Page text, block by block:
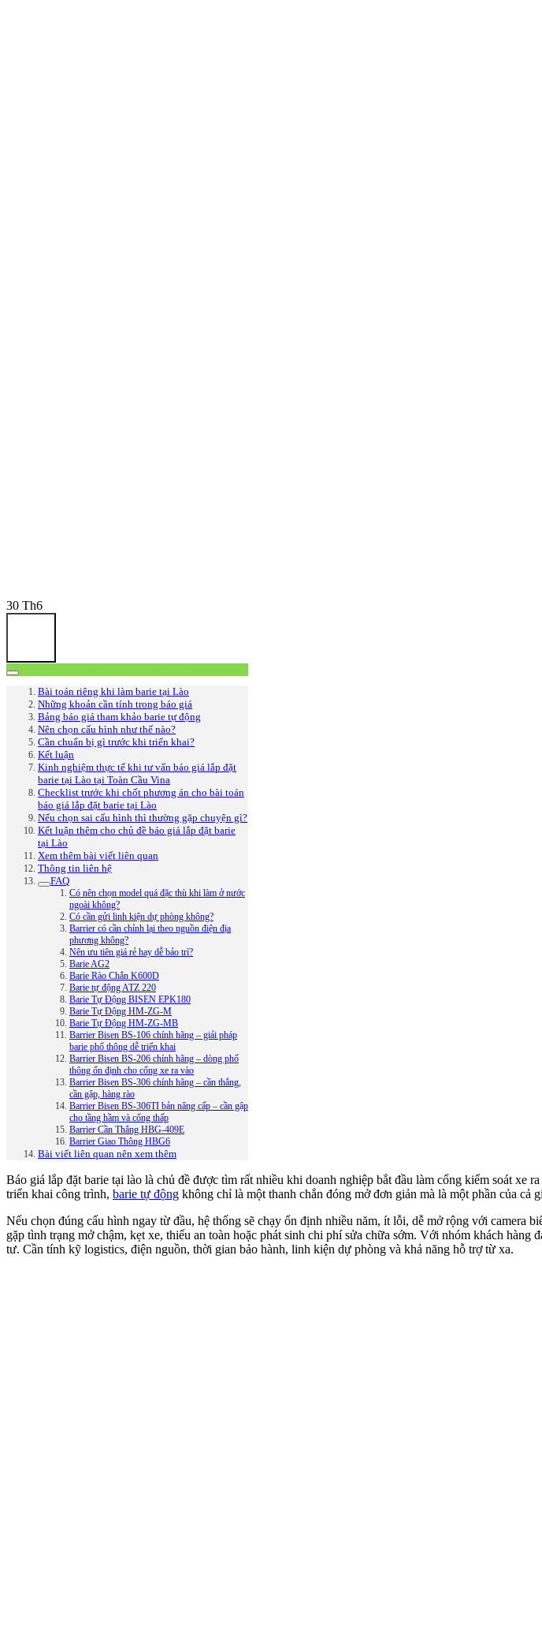
30 Th6
Bài toán riêng khi làm barie tại Lào
Những khoản cần tính trong báo giá
Bảng báo giá tham khảo barie tự động
Nên chọn cấu hình như thế nào?
Cần chuẩn bị gì trước khi triển khai?
Kết luận
Kinh nghiệm thực tế khi tư vấn báo giá lắp đặt
barie tại Lào tại Toàn Cầu Vina
Checklist trước khi chốt phương án cho bài toán
báo giá lắp đặt barie tại Lào
Nếu chọn sai cấu hình thì thường gặp chuyện gì?
Kết luận thêm cho chủ đề báo giá lắp đặt barie
tại Lào
Xem thêm bài viết liên quan
Thông tin liên hệ
FAQ
Có nên chọn model quá đặc thù khi làm ở nước
ngoài không?
Có cần gửi linh kiện dự phòng không?
Barrier có cần chỉnh lại theo nguồn điện địa
phương không?
Nên ưu tiên giá rẻ hay dễ bảo trì?
Barie AG2
Barie Rào Chắn K600D
Barie tự động ATZ 220
Barie Tự Động BISEN EPK180
Barie Tự Động HM-ZG-M
Barie Tự Động HM-ZG-MB
Barrier Bisen BS-106 chính hãng – giải pháp
barie phổ thông dễ triển khai
Barrier Bisen BS-206 chính hãng – dòng phổ
thông ổn định cho cổng xe ra vào
Barrier Bisen BS-306 chính hãng – cần thẳng,
cần gập, hàng rào
Barrier Bisen BS-306TI bản nâng cấp – cần gập
cho tầng hầm và cổng thấp
Barrier Cần Thẳng HBG-409E
Barrier Giao Thông HBG6
Bài viết liên quan nên xem thêm
Báo giá lắp đặt barie tại lào là chủ đề được tìm rất nhiều khi doanh nghiệp bắt đầu làm cổng kiểm soát
triển khai công trình, barie tự động không chỉ là một thanh chắn đóng mở đơn giản mà là một phần của cả
Nếu chọn đúng cấu hình ngay từ đầu, hệ thống sẽ chạy ổn định nhiều năm, ít lỗi, dễ mở rộng với camera
gặp tình trạng mở chậm, kẹt xe, thiếu an toàn hoặc phát sinh chi phí sửa chữa sớm. Với nhóm khách hàng
tư. Cần tính kỹ logistics, điện nguồn, thời gian bảo hành, linh kiện dự phòng và khả năng hỗ trợ từ xa.